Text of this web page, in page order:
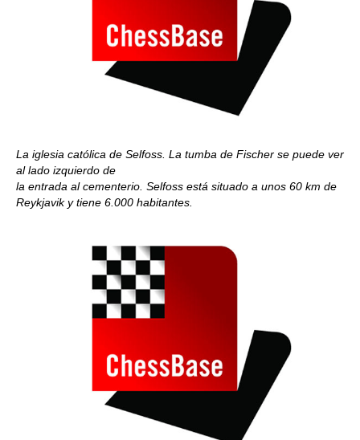
La iglesia católica de Selfoss. La tumba de Fischer se puede ver
al lado izquierdo de
la entrada al cementerio. Selfoss está situado a unos 60 km de
Reykjavik y tiene 6.000 habitantes.